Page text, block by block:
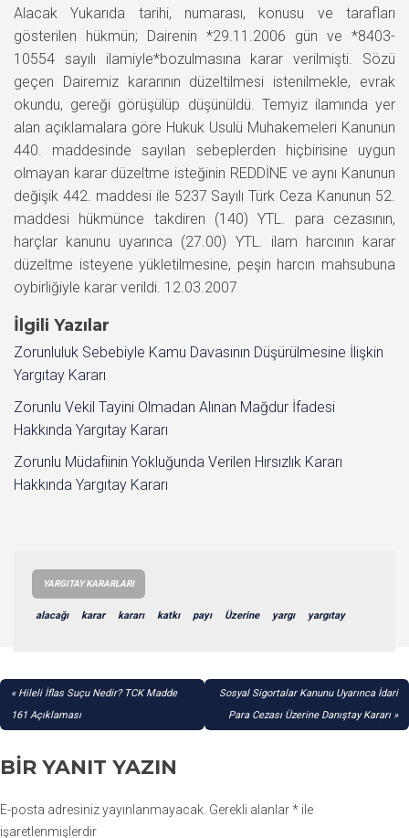
Alacak Yukarıda tarihi, numarası, konusu ve tarafları
gösterilen hükmün; Dairenin *29.11.2006 gün ve *8403-
10554 sayılı ilamiyle*bozulmasına karar verilmişti. Sözü
geçen Dairemiz kararının düzeltilmesi istenilmekle, evrak
okundu, gereği görüşülüp düşünüldü. Temyiz ilamında yer
alan açıklamalara göre Hukuk Usulü Muhakemeleri Kanunun
440. maddesinde sayılan sebeplerden hiçbirisine uygun
olmayan karar düzeltme isteğinin REDDİNE ve aynı Kanunun
değişik 442. maddesi ile 5237 Sayılı Türk Ceza Kanunun 52.
maddesi hükmünce takdiren (140) YTL. para cezasının,
harçlar kanunu uyarınca (27.00) YTL. ilam harcının karar
düzeltme isteyene yükletilmesine, peşin harcın mahsubuna
oybirliğiyle karar verildi. 12.03.2007
İlgili Yazılar
Zorunluluk Sebebiyle Kamu Davasının Düşürülmesine İlişkin
Yargıtay Kararı
Zorunlu Vekil Tayini Olmadan Alınan Mağdur İfadesi
Hakkında Yargıtay Kararı
Zorunlu Müdafiinin Yokluğunda Verilen Hırsızlık Kararı
Hakkında Yargıtay Kararı
YARGITAY KARARLARI
alacağı karar kararı katkı payı Üzerine yargı yargıtay
YAZI
GEZINMESI
Hileli İflas Suçu Nedir? TCK Madde
161 Açıklaması
Sosyal Sigortalar Kanunu Uyarınca İdari
Para Cezası Üzerine Danıştay Kararı
BIR YANIT YAZIN
E-posta adresiniz yayınlanmayacak. Gerekli alanlar* ile
işaretlenmişlerdir